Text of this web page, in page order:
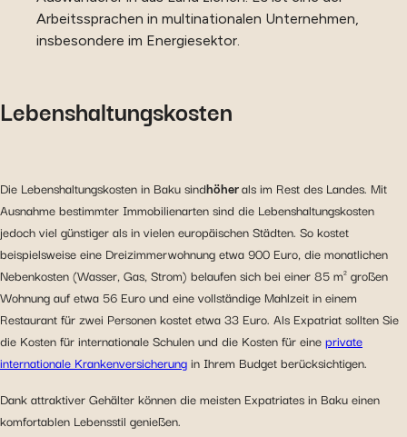
Arbeitssprachen in multinationalen Unternehmen,
insbesondere im Energiesektor.
Lebenshaltungskosten
Die Lebenshaltungskosten in Baku sindhöherals im Rest des Landes. Mit
Ausnahme bestimmter Immobilienarten sind die Lebenshaltungskosten
jedoch viel günstiger als in vielen europäischen Städten. So kostet
beispielsweise eine Dreizimmerwohnung etwa 900 Euro, die monatlichen
Nebenkosten (Wasser, Gas, Strom) belaufen sich bei einer 85 m² großen
Wohnung auf etwa 56 Euro und eine vollständige Mahlzeit in einem
Restaurant für zwei Personen kostet etwa 33 Euro. Als Expatriat sollten Sie
die Kosten für internationale Schulen und die Kosten für eineprivate
internationale Krankenversicherungin Ihrem Budget berücksichtigen.
Dank attraktiver Gehälter können die meisten Expatriates in Baku einen
komfortablen Lebensstil genießen.